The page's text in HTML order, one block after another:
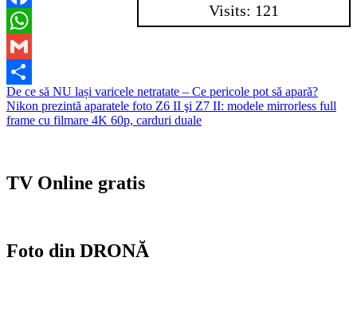
Visits: 121
Facebook
WhatsApp
Gmail
Partajează
Navigare
în
De ce să NU lași varicele netratate – Ce pericole pot să apară?
Nikon prezintă aparatele foto Z6 II şi Z7 II: modele mirrorless full
frame cu filmare 4K 60p, carduri duale
TV Online gratis
Foto din DRONĂ